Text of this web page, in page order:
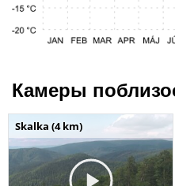
Камеры
Skalka (4 km)